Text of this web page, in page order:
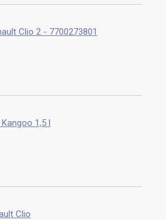
Clio 2 - 7700273801
1,5 l
Clio